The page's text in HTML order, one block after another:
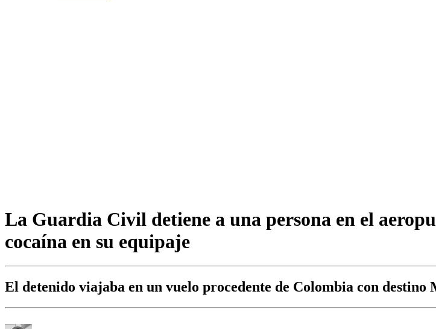
La Guardia Civil detiene a una persona en el
cocaína en su equipaje
El detenido viajaba en un vuelo procedente de Colombia con